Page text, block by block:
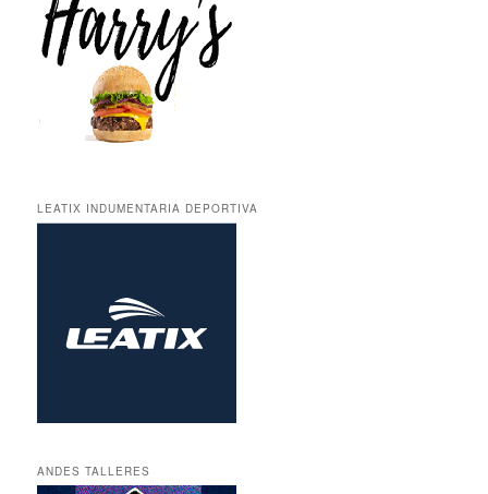
LEATIX INDUMENTARIA DEPORTIVA
ANDES TALLERES